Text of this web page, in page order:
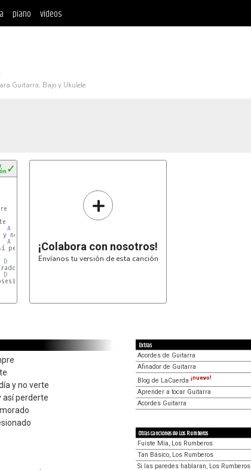
piano videos
Guitarra, Bajo y Ukulele
✓
A
y no verte
A
perderte
D
Bm
D
+
¡Colabora con nosotros!
Envíanos tu versión de esta canción
y no verte
así perderte
Extras
Acordes de Guitarra
Afinador de Guitarra
Blog de LaCuerda ¡nuevo!
Aprender a tocar Guitarra
Acordes Guitarra
Otras canciones de Los Rumberos
Fuiste Mía, Los Rumberos
Tan Básico, Los Rumberos
Si las paredes hablaran, Los Rumberos